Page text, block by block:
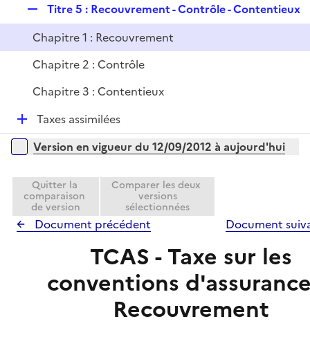
i
e
r
e
p
l
e
Titre 5 : Recouvrement - Contrôle - Contentieux
Chapitre 1 : Recouvrement
Chapitre 2 : Contrôle
Chapitre 3 : Contentieux
D
é
p
e
r
Taxes assimilées
Versions sur la période
Version en vigueur du 12/09/2012 à aujourd'hui
Quitter la
comparaison
de version
Comparer les deux
versions
sélectionnées
Document précédent Document
TCAS - Taxe sur les
conventions
Recouvrement